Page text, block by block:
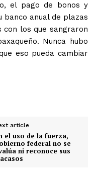
el pago de bonos y
banco anual de plazas
con los que sangraron
Nunca hubo
eso pueda cambiar
article
el uso de la fuerza,
federal no se
ni reconoce sus